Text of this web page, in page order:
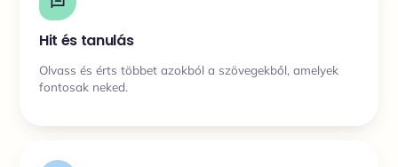
Hit és tanulás
Olvass és érts többet azokból a szövegekből, amelyek
fontosak neked.